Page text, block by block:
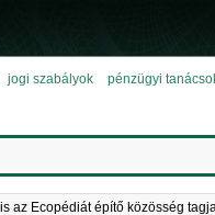
jogi szabályok pénzügyi
az Ecopédiát építő közösség